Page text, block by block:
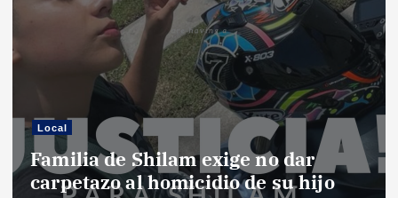
Local
Familia de Shilam exige no dar
carpetazo al homicidio de su hijo